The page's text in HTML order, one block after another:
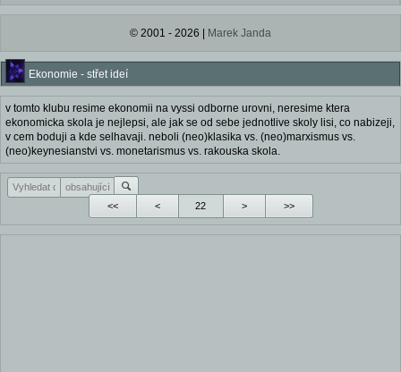
© 2001 - 2026 | Marek Janda
Ekonomie - střet ideí
v tomto klubu resime ekonomii na vyssi odborne urovni, neresime ktera
ekonomicka skola je nejlepsi, ale jak se od sebe jednotlive skoly lisi, co nabizeji,
v cem boduji a kde selhavaji. neboli (neo)klasika vs. (neo)marxismus vs.
(neo)keynesianstvi vs. monetarismus vs. rakouska skola.
<< < > >>